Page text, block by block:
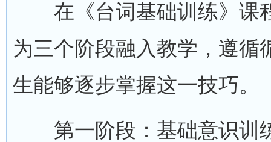
在《台词基础训练》课
为三个阶段融入教学，遵循
生能够逐步掌握这一技巧。
第一阶段：基础意识训